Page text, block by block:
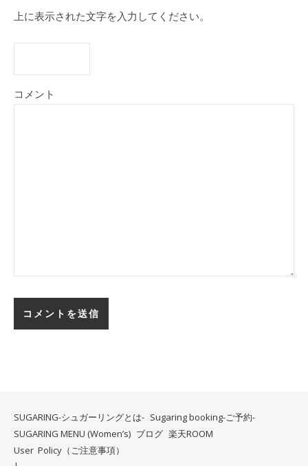
上に表示された文字を入力してください。
コメント
SUGARING-シュガーリングとは- Sugaring booking-ご予約-
SUGARING MENU (Women’s) ブログ 楽天ROOM
User Policy（ご注意事項）